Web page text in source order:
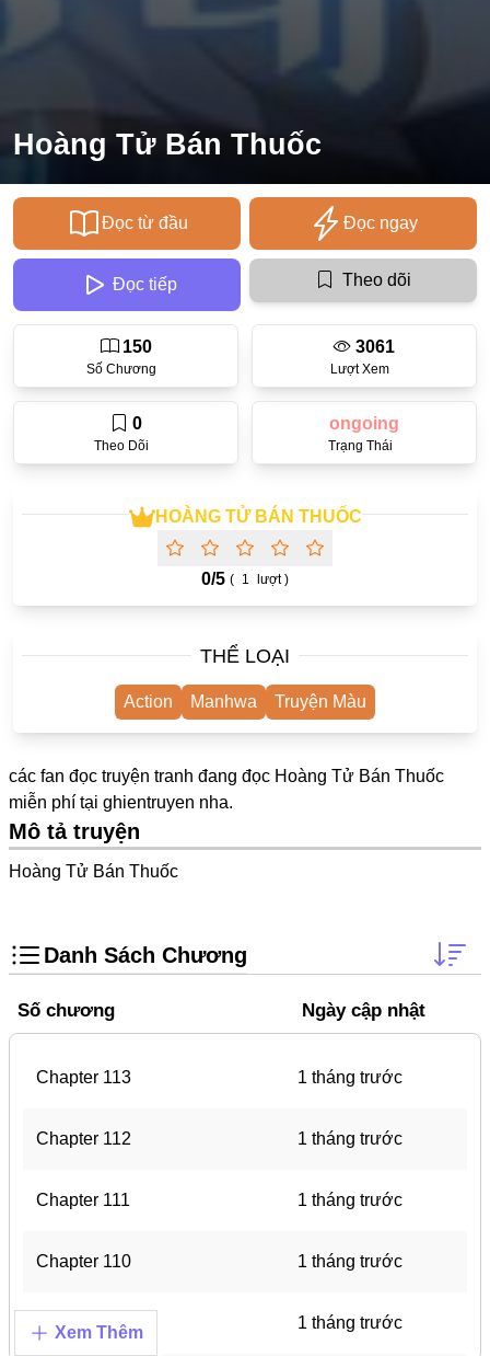
Sports
Magic
Comic
#Ngược Tâm
Josei
Gender Bender
Truyện Scan
Yaoi
Cưới Trước Yêu Sau
Adult
Mature
Trọng Sinh
Shounen Ai
Demons
#Hoàng Gia
#Ma Cà Rồng
Hoàng Tử Bán Thuốc
HOÀNG TỬ BÁN THUỐC
0/5 ( 1 lượt )
Số Chương
150
Lượt Xem
3061
Theo Dõi
0
Trạng Thái
ongoing
THỂ LOẠI
Action Manhwa Truyện Màu
Đọc từ đầu Đọc ngay
Đọc tiếp Theo dõi
các fan đọc truyện tranh đang đọc Hoàng Tử Bán Thuốc
miễn phí tại ghientruyen nha.
Mô tả truyện
Hoàng Tử Bán Thuốc
Danh Sách Chương
Số chương Ngày cập nhật
Xem Thêm
Chapter 113 1 tháng trước
Chapter 112 1 tháng trước
Chapter 111 1 tháng trước
Chapter 110 1 tháng trước
Chapter 109 1 tháng trước